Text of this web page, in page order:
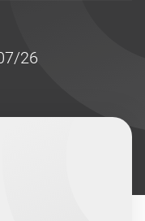
26